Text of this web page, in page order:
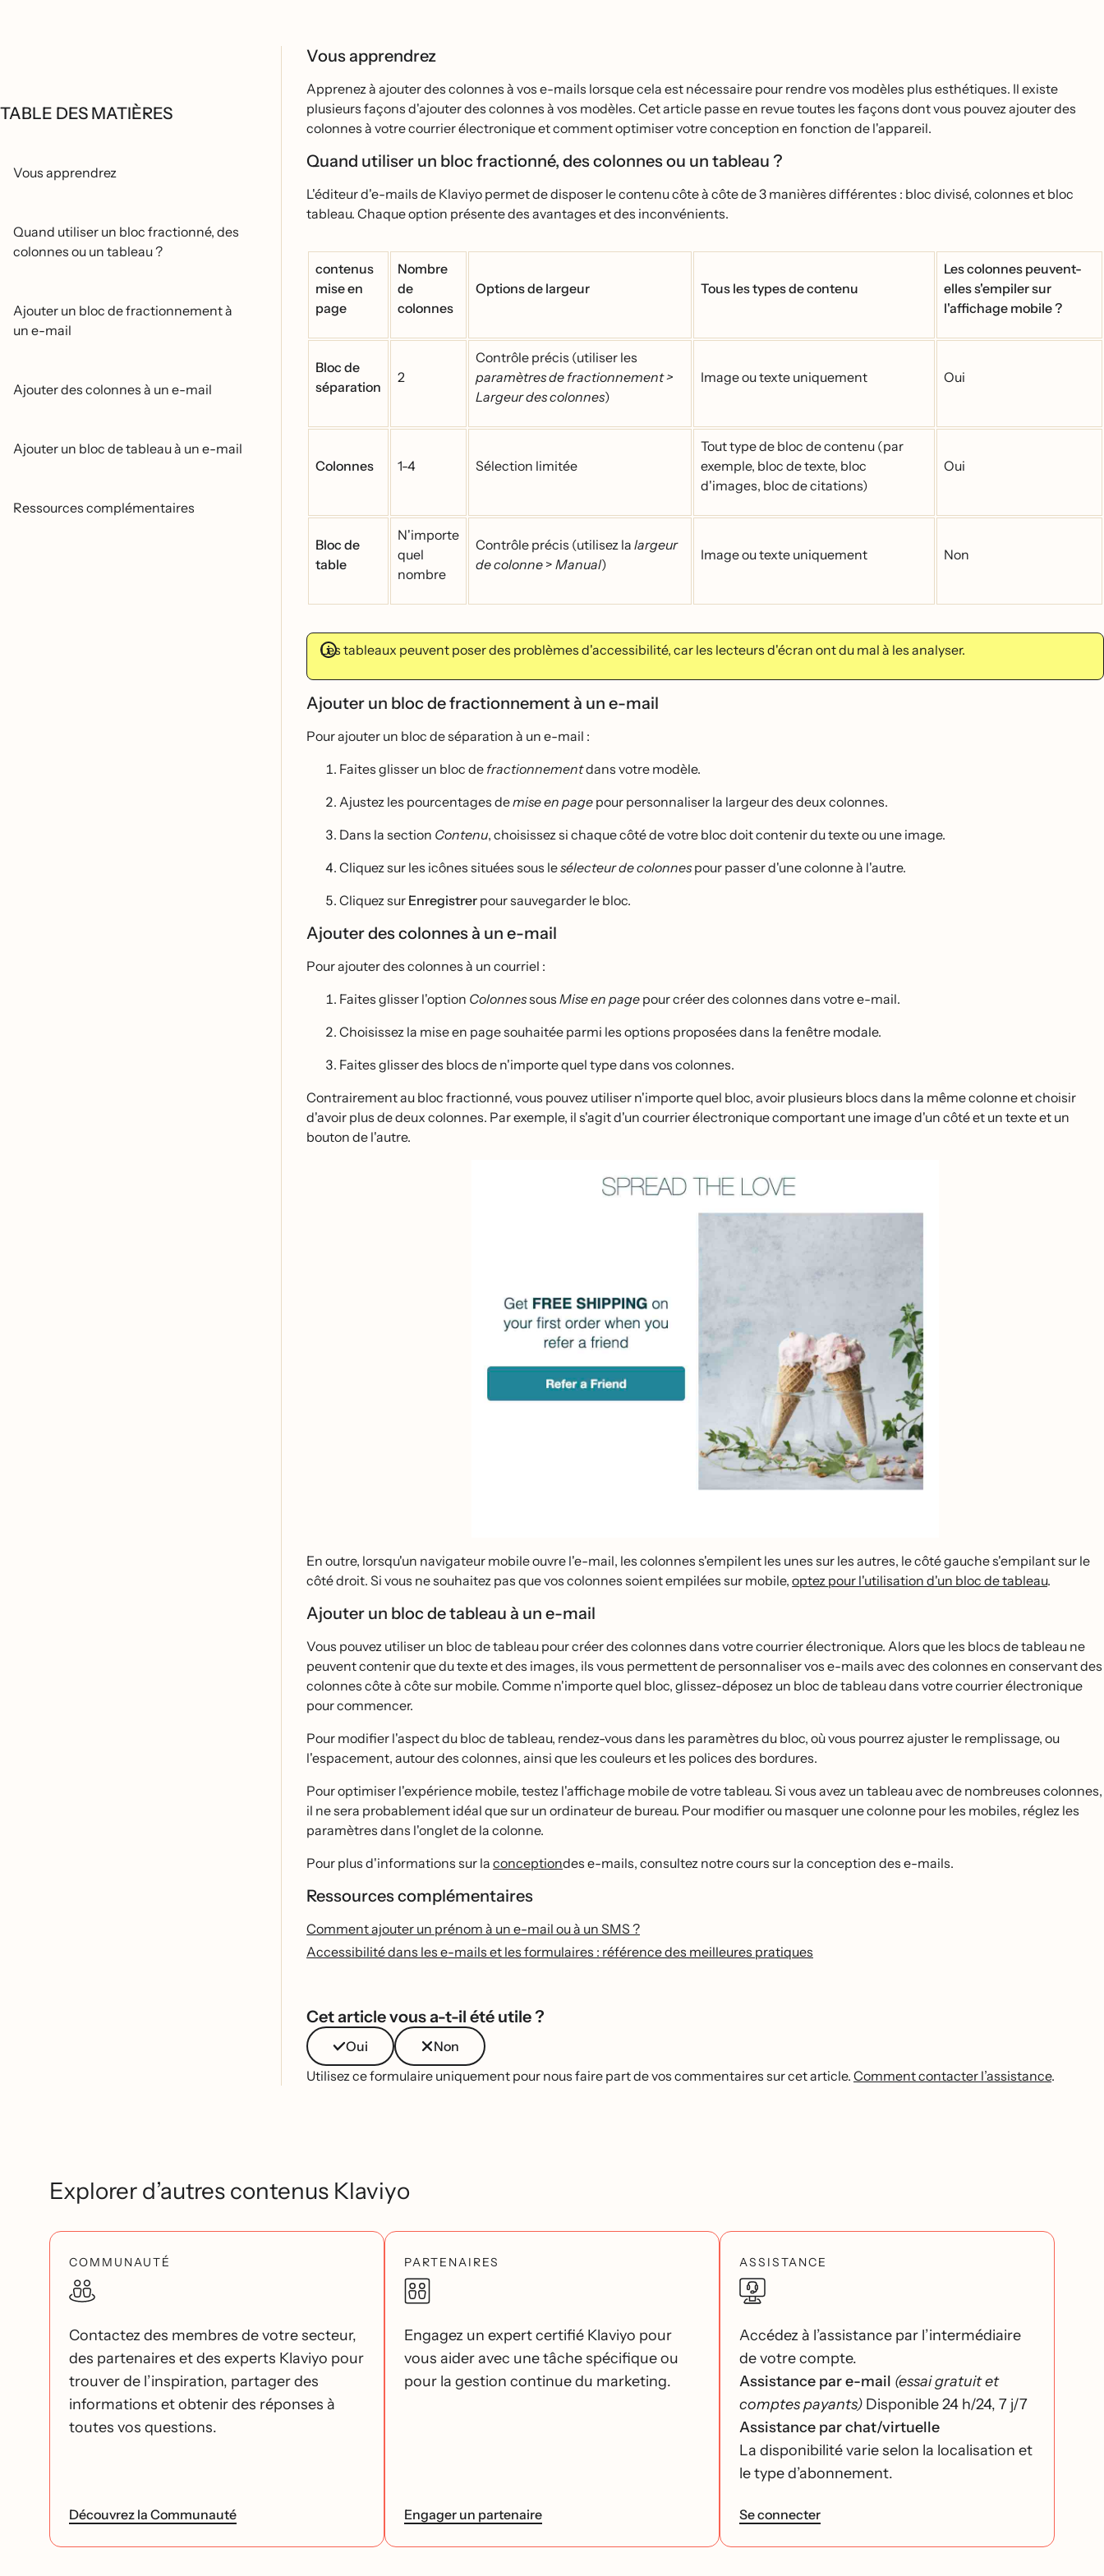
TABLE DES MATIÈRES
Vous apprendrez
Quand utiliser un bloc fractionné, des
colonnes ou un tableau ?
Ajouter un bloc de fractionnement à
un e-mail
Ajouter des colonnes à un e-mail
Ajouter un bloc de tableau à un e-mail
Ressources complémentaires
Vous apprendrez
Apprenez à ajouter des colonnes à vos e-mails lorsque cela est nécessaire pour rendre vos modèles plus esthétiques. Il existe
plusieurs façons d'ajouter des colonnes à vos modèles. Cet article passe en revue toutes les façons dont vous pouvez ajouter des
colonnes à votre courrier électronique et comment optimiser votre conception en fonction de l'appareil.
Quand utiliser un bloc fractionné, des colonnes ou un tableau ?
L'éditeur d'e-mails de Klaviyo permet de disposer le contenu côte à côte de 3 manières différentes : bloc divisé, colonnes et bloc
tableau. Chaque option présente des avantages et des inconvénients.
contenus
mise en
page
Nombre
de
colonnes
Options de largeur Tous les types de contenu
Les colonnes peuvent-
elles s'empiler sur
l'affichage mobile ?
Bloc de
séparation
2
Contrôle précis (utiliser les
paramètres de fractionnement >
Largeur des colonnes)
Image ou texte uniquement Oui
Colonnes 1-4 Sélection limitée
Tout type de bloc de contenu (par
exemple, bloc de texte, bloc
d'images, bloc de citations)
Oui
Bloc de
table
N'importe
quel
nombre
Contrôle précis (utilisez la largeur
de colonne > Manual)
Image ou texte uniquement Non
Les tableaux peuvent poser des problèmes d'accessibilité, car les lecteurs d'écran ont du mal à les analyser.
Ajouter un bloc de fractionnement à un e-mail
Pour ajouter un bloc de séparation à un e-mail :
Faites glisser un bloc de fractionnementdans votre modèle.
Ajustez les pourcentages demise en page pour personnaliser la largeur des deux colonnes.
Dans la section Contenu, choisissez si chaque côté de votre bloc doit contenir du texte ou une image.
Cliquez sur les icônes situées sous lesélecteur de colonnespour passer d'une colonne à l'autre.
Cliquez sur Enregistrer pour sauvegarder le bloc.
Ajouter des colonnes à un e-mail
Pour ajouter des colonnes à un courriel :
Faites glisser l'option Colonnessous Mise en page pour créer des colonnes dans votre e-mail.
Choisissez la mise en page souhaitée parmi les options proposées dans la fenêtre modale.
Faites glisser des blocs de n'importe quel type dans vos colonnes.
Contrairement au bloc fractionné, vous pouvez utiliser n'importe quel bloc, avoir plusieurs blocs dans la même colonne et choisir
d'avoir plus de deux colonnes. Par exemple, il s'agit d'un courrier électronique comportant une image d'un côté et un texte et un
bouton de l'autre.
En outre, lorsqu'un navigateur mobile ouvre l'e-mail, les colonnes s'empilent les unes sur les autres, le côté gauche s'empilant sur le
côté droit. Si vous ne souhaitez pas que vos colonnes soient empilées sur mobile, optez pour l'utilisation d'un bloc de tableau.
Ajouter un bloc de tableau à un e-mail
Vous pouvez utiliser un bloc de tableau pour créer des colonnes dans votre courrier électronique. Alors que les blocs de tableau ne
peuvent contenir que du texte et des images, ils vous permettent de personnaliser vos e-mails avec des colonnes en conservant des
colonnes côte à côte sur mobile. Comme n'importe quel bloc, glissez-déposez un bloc de tableau dans votre courrier électronique
pour commencer.
Pour modifier l'aspect du bloc de tableau, rendez-vous dans les paramètres du bloc, où vous pourrez ajuster le remplissage, ou
l'espacement, autour des colonnes, ainsi que les couleurs et les polices des bordures.
Pour optimiser l'expérience mobile, testez l'affichage mobile de votre tableau. Si vous avez un tableau avec de nombreuses colonnes,
il ne sera probablement idéal que sur un ordinateur de bureau. Pour modifier ou masquer une colonne pour les mobiles, réglez les
paramètres dans l'onglet de la colonne.
Pour plus d'informations sur la conceptiondes e-mails, consultez notre cours sur la conception des e-mails.
Ressources complémentaires
Comment ajouter un prénom à un e-mail ou à un SMS ?
Accessibilité dans les e-mails et les formulaires : référence des meilleures pratiques
Cet article vous a-t-il été utile ?
Oui
Non
Utilisez ce formulaire uniquement pour nous faire part de vos commentaires sur cet article. Comment contacter l’assistance.
Explorer d’autres contenus Klaviyo
COMMUNAUTÉ
Contactez des membres de votre secteur,
des partenaires et des experts Klaviyo pour
trouver de l’inspiration, partager des
informations et obtenir des réponses à
toutes vos questions.
Découvrez la Communauté
PARTENAIRES
Engagez un expert certifié Klaviyo pour
vous aider avec une tâche spécifique ou
pour la gestion continue du marketing.
Engager un partenaire
ASSISTANCE
Accédez à l’assistance par l’intermédiaire
de votre compte.
Assistance par e-mail (essai gratuit et
comptes payants) Disponible 24 h/24, 7 j/7
Assistance par chat/virtuelle
La disponibilité varie selon la localisation et
le type d’abonnement.
Se connecter